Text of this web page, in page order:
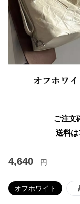
ご注文
送料は
4,640 円
オフホワイト